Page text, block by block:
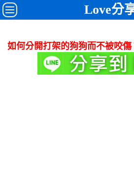
Love分
如何分開打架的狗狗而不被咬傷